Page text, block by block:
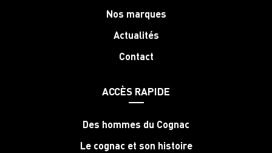
Nos marques
Actualités
Contact
ACCÈS RAPIDE
Des hommes du Cognac
Le cognac et son histoire